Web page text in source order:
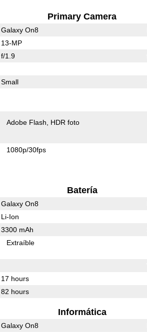
Primary Camera
Galaxy On8
13-MP
f/1.9
Small
Adobe Flash HDR foto
1080p/30fps
Batería
Galaxy On8
Li-Ion
3300 mAh
Extraíble
17 hours
82 hours
Informática
Galaxy On8